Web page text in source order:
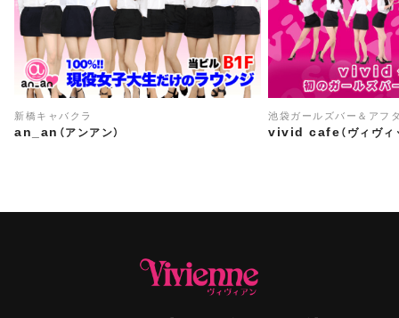
新橋キャバクラ
an_an （アンアン）
池袋ガールズバー＆アフ
vivid cafe （ヴィヴ